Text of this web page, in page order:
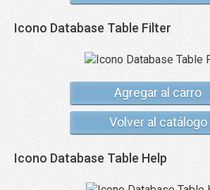
Icono Database Table Filter
Agregar al carro
Volver al catálogo
Icono Database Table Help